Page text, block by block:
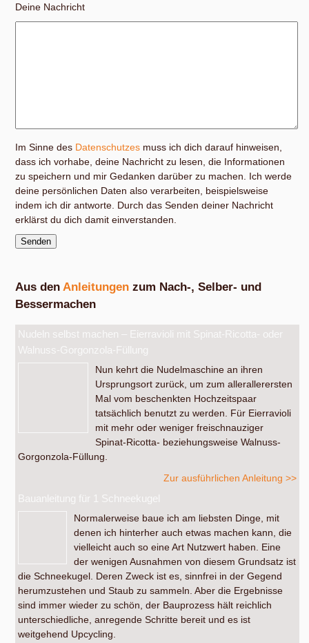
Deine Nachricht
Im Sinne des Datenschutzes muss ich dich darauf hinweisen,
dass ich vorhabe, deine Nachricht zu lesen, die Informationen
zu speichern und mir Gedanken darüber zu machen. Ich werde
deine persönlichen Daten also verarbeiten, beispielsweise
indem ich dir antworte. Durch das Senden deiner Nachricht
erklärst du dich damit einverstanden.
Aus den Anleitungen zum Nach-, Selber- und
Bessermachen
Nudeln selbst machen – Eierravioli mit Spinat-Ricotta- oder
Walnuss-Gorgonzola-Füllung
Nun kehrt die Nudelmaschine an ihren
Ursprungsort zurück, um zum allerallerersten
Mal vom beschenkten Hochzeitspaar
tatsächlich benutzt zu werden. Für Eierravioli
mit mehr oder weniger freischnauziger
Spinat-Ricotta- beziehungsweise Walnuss-
Gorgonzola-Füllung.
Zur ausführlichen Anleitung >>
Bauanleitung für 1 Schneekugel
Normalerweise baue ich am liebsten Dinge, mit
denen ich hinterher auch etwas machen kann, die
vielleicht auch so eine Art Nutzwert haben. Eine
der wenigen Ausnahmen von diesem Grundsatz ist
die Schneekugel. Deren Zweck ist es, sinnfrei in der Gegend
herumzustehen und Staub zu sammeln. Aber die Ergebnisse
sind immer wieder zu schön, der Bauprozess hält reichlich
unterschiedliche, anregende Schritte bereit und es ist
weitgehend Upcycling.